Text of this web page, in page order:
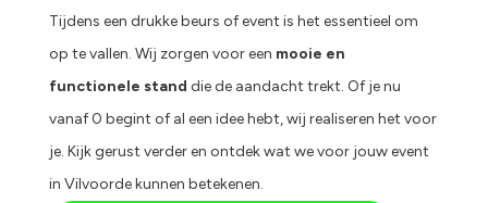
Tijdens een drukke beurs of event is het essentieel om
op te vallen. Wij zorgen voor een mooie en
functionele stand die de aandacht trekt. Of je nu
vanaf 0 begint of al een idee hebt, wij realiseren het voor
je. Kijk gerust verder en ontdek wat we voor jouw event
in Vilvoorde kunnen betekenen.